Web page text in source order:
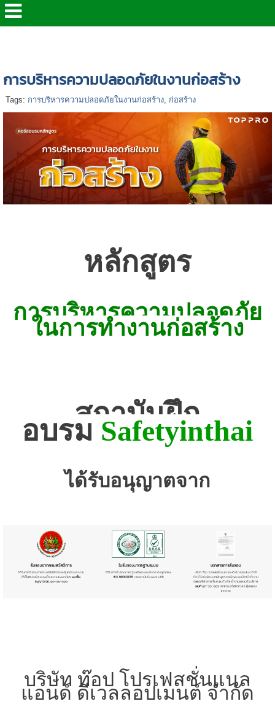
การบริหารความปลอดภัยในงานก่อสร้าง
Tags: การบริหารความปลอดภัยในงานก่อสร้าง, ก่อสร้าง
หลักสูตร
การบริหารความปลอดภัย
ในการทำงานก่อสร้าง
สถาบันฝึก
อบรม Safetyinthai
ได้รับอนุญาตจาก
บริษัท ท๊อป โปรเฟสชั่นแนล
แอนด์ ดีเวลลอปเมนต์ จำกัด